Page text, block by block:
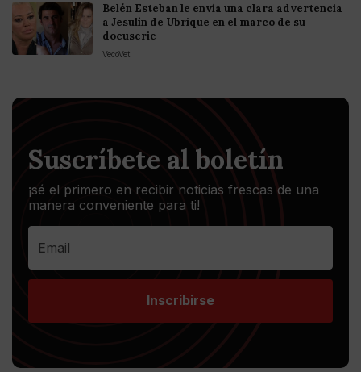
Belén Esteban le envía una clara advertencia
a Jesulín de Ubrique en el marco de su
docuserie
VecoVet
Suscríbete al boletín
¡sé el primero en recibir noticias frescas de una
manera conveniente para ti!
Inscribirse